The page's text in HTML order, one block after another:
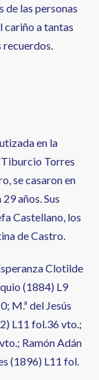
de las personas
cariño a tantas
en la
Tiburcio Torres
se casaron en
años. Sus
Castellano, los
de Castro.
Clotilde
(1884) L9
M.ª del Jesús
L11 fol.36 vto.;
Ramón Adán
(1896) L11 fol.